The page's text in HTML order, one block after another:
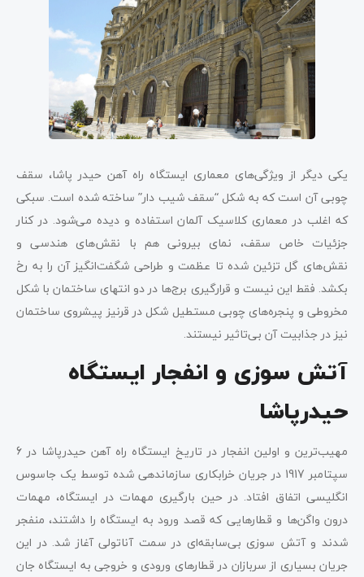
یکی دیگر از ویژگی‌های معماری ایستگاه راه آهن حیدر پاشا، سقف
چوبی آن است که به شکل “سقف شیب دار” ساخته شده است. سبکی
که اغلب در معماری کلاسیک آلمان استفاده و دیده می‌شود. در کنار
جزئیات خاص سقف، نمای بیرونی هم با نقش‌های هندسی و
نقش‌های گل تزئین شده تا عظمت و طراحی شگفت‌انگیز آن را به رخ
بکشد. فقط این نیست و قرارگیری برج‌ها در دو انتهای ساختمان با شکل
مخروطی‌ و پنجره‌های چوبی مستطیل شکل در قرنیز پیشروی ساختمان
نیز در جذابیت آن بی‌تاثیر نیستند.
آتش سوزی و انفجار ایستگاه
حیدرپاشا
مهیب‌ترین و اولین انفجار در تاریخ ایستگاه راه آهن حیدرپاشا در 6
سپتامبر 1917 در جریان خرابکاری سازماندهی شده توسط یک جاسوس
انگلیسی اتفاق افتاد. در حین بارگیری مهمات در ایستگاه، مهمات
درون واگن‌ها و قطارهایی که قصد ورود به ایستگاه را داشتند، منفجر
شدند و آتش سوزی بی‌سابقه‌ای در سمت آناتولی آغاز شد. در این
جریان بسیاری از سربازان در قطارهای ورودی و خروجی به ایستگاه جان